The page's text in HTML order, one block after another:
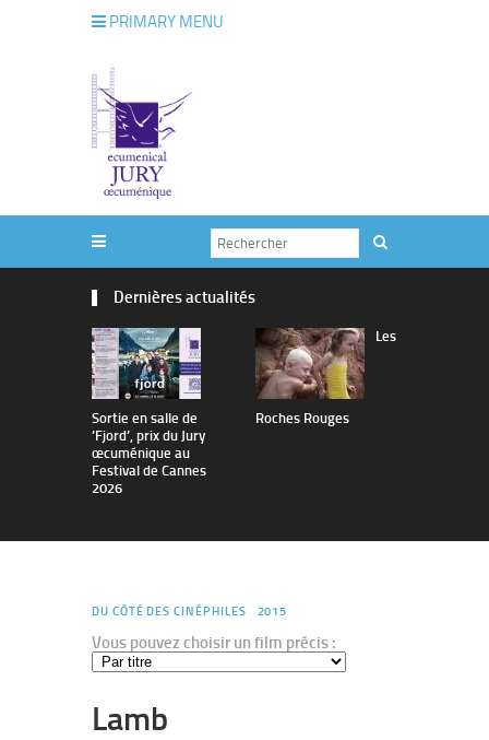
PRIMARY MENU
Dernières actualités
Sortie en salle de
’Fjord’, prix du Jury
œcuménique au
Festival de Cannes
2026
Les
Roches Rouges
DU CÔTÉ DES CINÉPHILES 2015
Vous pouvez choisir un film précis :
Lamb